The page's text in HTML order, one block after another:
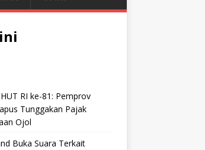
RI ke-81: Pemprov
Tunggakan Pajak
Ojol
Buka Suara Terkait